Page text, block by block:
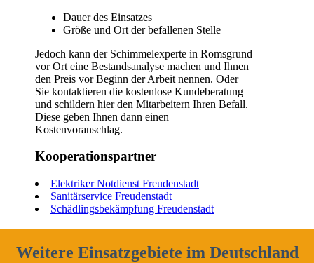
Dauer des Einsatzes
Größe und Ort der befallenen Stelle
Jedoch kann der Schimmelexperte in Romsgrund
vor Ort eine Bestandsanalyse machen und Ihnen
den Preis vor Beginn der Arbeit nennen. Oder
Sie kontaktieren die kostenlose Kundeberatung
und schildern hier den Mitarbeitern Ihren Befall.
Diese geben Ihnen dann einen
Kostenvoranschlag.
Kooperationspartner
Elektriker Notdienst Freudenstadt
Sanitärservice Freudenstadt
Schädlingsbekämpfung Freudenstadt
Weitere Einsatzgebiete im Deutschland